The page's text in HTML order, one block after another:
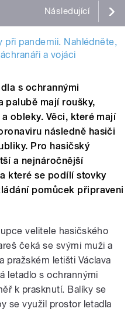
Následující
při pandemii. Nahlédněte,
a vojáci
s ochrannými
palubě mají roušky,
obleky. Věci, které mají
následně hasiči
Pro hasičský
a nejnáročnější
které se podílí stovky
pomůcek připraveni
velitele hasičského
čeká se svými muži a
pražském letišti Václava
letadlo s ochrannými
k prasknutí. Balíky se
se využil prostor letadla